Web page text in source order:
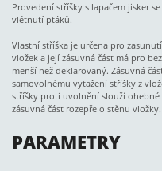
Provedení stříšky s lapačem jisker
vlétnutí ptáků.
Vlastní stříška je určena pro
vložek a její zásuvná část má pro
menší než deklarovaný. Zásuvná
samovolnému vytažení stříšky z
stříšky proti uvolnění slouží
zásuvná část rozepře o stěnu vložky.
PARAMETRY